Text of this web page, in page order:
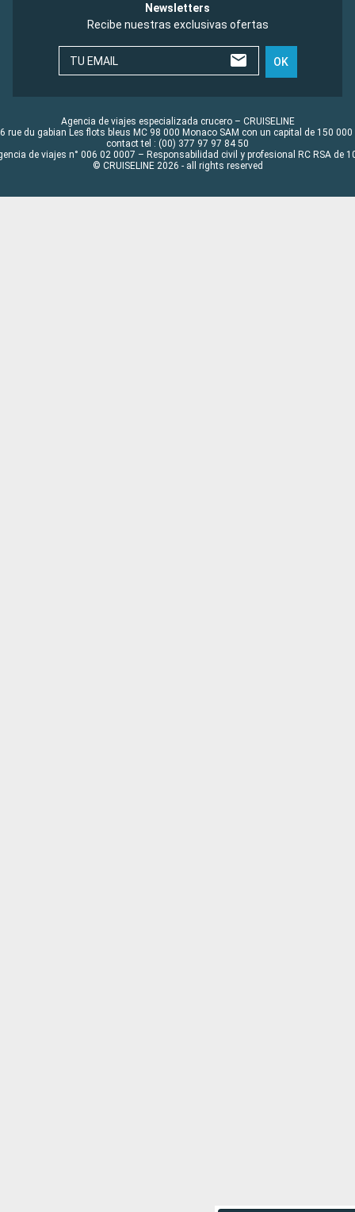
Newsletters
Recibe nuestras exclusivas ofertas
TU EMAIL OK
Agencia de viajes especializada crucero – CRUISELINE
rue du gabian Les flots bleus MC 98 000 Monaco SAM con un capital de 150 000
contact tel : (00) 377 97 97 84 50
de viajes n° 006 02 0007 – Responsabilidad civil y profesional RC RSA de
© CRUISELINE 2026 - all rights reserved